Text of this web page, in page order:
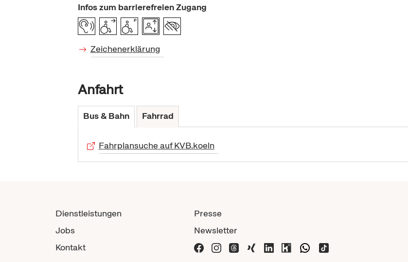
Infos zum barrierefreien Zugang
Zeichenerklärung
Anfahrt
Bus & Bahn Fahrrad
Fahrplansuche auf KVB.koeln
Dienstleistungen
Jobs
Kontakt
Presse
Newsletter